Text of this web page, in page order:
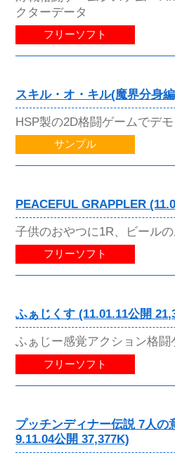
クターデータ
フリーソフト
スキル・オ・キル(魔界分身
HSP製の2D格闘ゲームでデ
サンプル
PEACEFUL GRAPPLER
子供のおやつに1R、ビール
フリーソフト
ふぁじくす (11.01.11公開
ふぁじー感覚アクション格闘
フリーソフト
プッチンディナー伝説 7人の
9.11.04公開 37,377K)